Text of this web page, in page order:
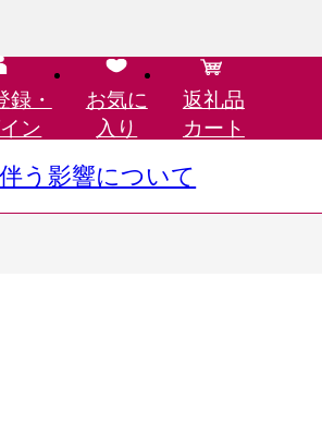
録・
ン
お気に
入り
返礼品
カート
う影響について